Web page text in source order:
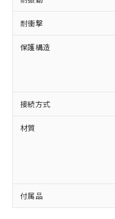
耐衝撃
保護構造
接続方式
材質
付属品
タに基づ
覧された
準価格と
了承くだ
正式な納
様のお取
ムロン制
ご相談く
オムロン
販
在庫状況
事前の承
示しない
マイパー
ビス）を
メンバー
鉛(Pb) 1000ppm以
ミウム(Cd) 100ppm
六価クロム(Cr(Ⅵ))
類(PBB) 1000ppm
(PBDE) 1000ppm以
ル) (DEHP)(別名：
ルベンジル（BBP
（DBP）
但し、RoHS指令で
適用除外項目は除く。
フタル酸エステル類
図的な使用がない
部品在庫の切
月が前後する
*中国RoHS10物質
Pb(鉛) :1000ppm
Cr(Ⅵ)(六価クロム)
ニル類) : 1000ppm、
DBP(フタル酸ジブ
イソブチル) :
DEHP(フタル酸ビ
※2 環境保護
「ｅ」：有害
準値以下であ
「10」：通常
質が外部に漏
及ぼさない年数
または国
国政府の
可)を取
当社は規
全に破砕
いよう必
当社は貴
ル、化学
武器並び
使用いた
当社は、
場合は、
該第三者
販売先お
法に輸出
り引きを
一定
一定
在庫
いて
たは
機器
認く
受注
情報